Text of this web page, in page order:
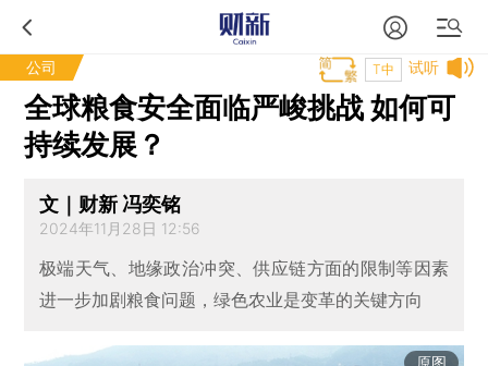
公司 试听
T中
全球粮食安全面临严峻挑战 如何可
持续发展？
文｜财新 冯奕铭
2024年11月28日 12:56
极端天气、地缘政治冲突、供应链方面的限制等因素
进一步加剧粮食问题，绿色农业是变革的关键方向
原图